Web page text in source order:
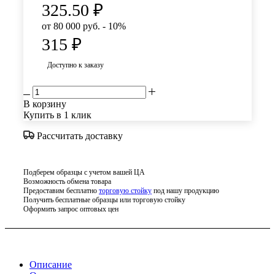
325.50 ₽
от 80 000 руб. - 10%
315 ₽
Доступно к заказу
В корзину
Купить в 1 клик
Рассчитать доставку
Подберем образцы с учетом вашей ЦА
Возможность обмена товара
Предоставим бесплатно торговую стойку под нашу продукцию
Получить бесплатные образцы или торговую стойку
Оформить запрос оптовых цен
Описание